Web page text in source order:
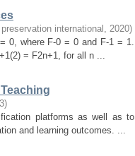
international , 2020)
0, where F-0 = 0 and F-1 = 1.
= F2n+1, for all n ...
)
platforms as well as to
and learning outcomes. ...